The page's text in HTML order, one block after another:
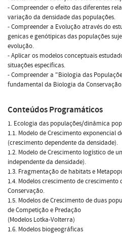
- Compreender o efeito das diferentes
variação da densidade das populações.
- Compreender a Evolução através do
genicas e genótipicas das populações
evolução.
- Aplicar os modelos conceptuais
situações específicas.
- Compreender a "Biologia das
fundamental da Biologia da
Conteúdos Programáticos
1. Ecologia das populações/dinâmica
1.1. Modelo de Crescimento exponencial
(crescimento dependente da densidade).
1.2. Modelo de Crescimento logístico de
independente da densidade).
1.3. Fragmentação de habitats e
1.4. Modelos crescimento de
Conservação.
1.5. Modelos de Crescimento de duas
de Competição e Predação
(Modelos Lotka-Volterra)
1.6. Modelos biogeográficas